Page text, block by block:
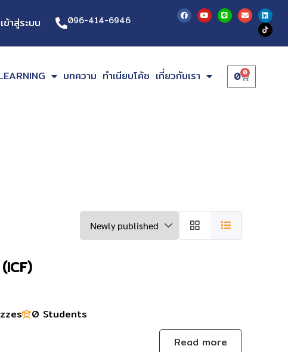
เข้าสู่ระบบ 096-414-6946
บทความ ทำเนียบโค้ช เกี่ยวกับเรา 0 0
0 Students
Read more